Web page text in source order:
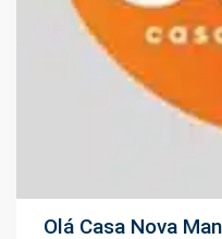
Olá Casa Nova